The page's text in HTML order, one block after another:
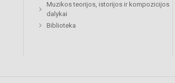
Muzikos teorijos, istorijos ir kompozicijos
dalykai
Biblioteka